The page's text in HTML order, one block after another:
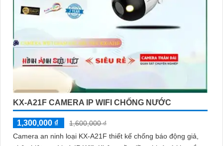
KX-A21F CAMERA IP WIFI CHỐNG NƯỚC
1,300,000 ₫
1,600,000 ₫
Camera an ninh loại KX-A21F thiết kế chống báo động giả,